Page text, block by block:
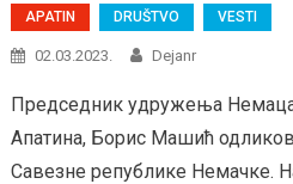
APATIN DRUŠTVO VESTI
02.03.2023. Dejanr
Председник удружења
Апатина, Борис Машић
Савезне републике Немачке.